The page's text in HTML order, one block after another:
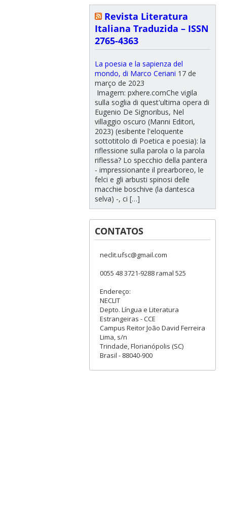
Revista Literatura
Italiana Traduzida – ISSN
2765-4363
La poesia e la sapienza del
mondo, di Marco Ceriani 17 de
março de 2023
Imagem: pxhere.comChe vigila
sulla soglia di quest'ultima opera di
Eugenio De Signoribus, Nel
villaggio oscuro (Manni Editori,
2023) (esibente l'eloquente
sottotitolo di Poetica e poesia): la
riflessione sulla parola o la parola
riflessa? Lo specchio della pantera
- impressionante il prearboreo, le
felci e gli arbusti spinosi delle
macchie boschive (la dantesca
selva) -, ci […]
CONTATOS
neclit.ufsc@gmail.com
0055 48 3721-9288 ramal 525
Endereço:
NECLIT
Depto. Língua e Literatura
Estrangeiras - CCE
Campus Reitor João David Ferreira
Lima, s/n
Trindade, Florianópolis (SC)
Brasil - 88040-900